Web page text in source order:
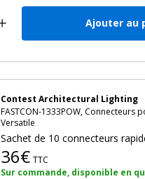
Ajouter au
Contest Architectural Lighting
FASTCON-1333POW, Connecteurs
Versatile
Sachet de 10 connecteurs
36€ TTC
Sur commande, disponible en